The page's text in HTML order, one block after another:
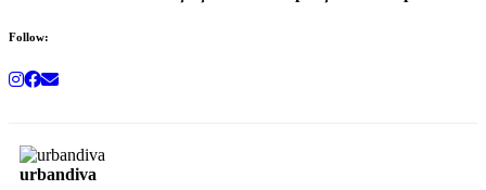
Follow:
urbandiva